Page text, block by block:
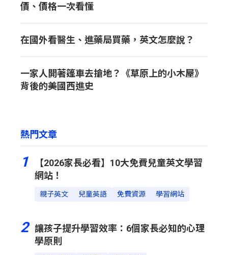
價、價格一次看懂
在國外看醫生、進藥局買藥，英文怎麼說？
一家人開著篷車去搶地？《草原上的小木屋》
背後的美國西進史
熱門文章
1
【2026家長必看】10大免費兒童英文學習
網站！
親子英文 兒童英語 免費資源 學習網站
2
讓孩子提升學習效率：6個家長必知的心理
學原則